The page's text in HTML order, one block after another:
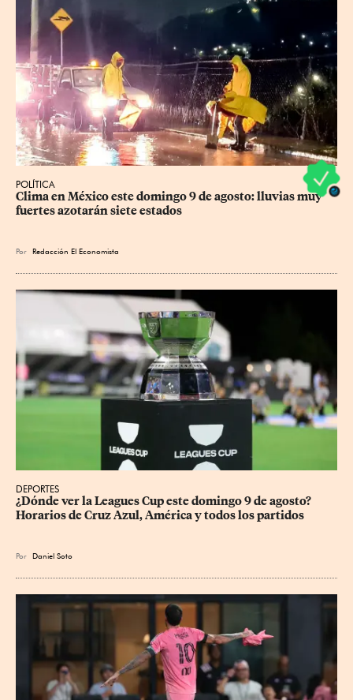
POLÍTICA
Clima en México este domingo 9 de agosto: lluvias muy
fuertes azotarán siete estados
Por Redacción El Economista
DEPORTES
¿Dónde ver la Leagues Cup este domingo 9 de agosto?
Horarios de Cruz Azul, América y todos los partidos
Por Daniel Soto